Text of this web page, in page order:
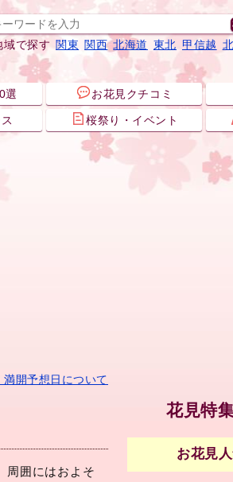
域で探す 関東 関西 北海道 東北 甲信越
選 お花見クチコミ
桜祭り・イベント
開予想日について
周囲にはおよそ
花見特
お花見